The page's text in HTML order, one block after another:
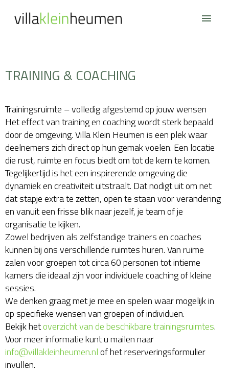
TRAINING & COACHING
Trainingsruimte – volledig afgestemd op jouw wensen
Het effect van training en coaching wordt sterk bepaald
door de omgeving. Villa Klein Heumen is een plek waar
deelnemers zich direct op hun gemak voelen. Een locatie
die rust, ruimte en focus biedt om tot de kern te komen.
Tegelijkertijd is het een inspirerende omgeving die
dynamiek en creativiteit uitstraalt. Dat nodigt uit om net
dat stapje extra te zetten, open te staan voor verandering
en vanuit een frisse blik naar jezelf, je team of je
organisatie te kijken.
Zowel bedrijven als zelfstandige trainers en coaches
kunnen bij ons verschillende ruimtes huren. Van ruime
zalen voor groepen tot circa 60 personen tot intieme
kamers die ideaal zijn voor individuele coaching of kleine
sessies.
We denken graag met je mee en spelen waar mogelijk in
op specifieke wensen van groepen of individuen.
Bekijk hetoverzicht van de beschikbare trainingsruimtes.
Voor meer informatie kunt u mailen naar
info@villakleinheumen.nlof het reserveringsformulier
invullen.